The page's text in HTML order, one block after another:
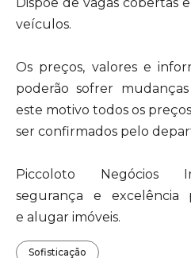
veículos.
Os preços, valores e
poderão sofrer
este motivo todos os
ser confirmados pelo
Piccoloto Negócios
segurança e excelência
e alugar imóveis.
Sofisticação